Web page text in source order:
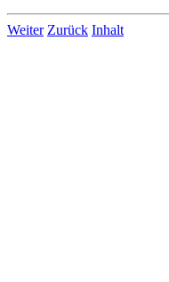
Weiter Zurück Inhalt